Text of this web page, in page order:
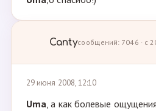
Cantyсообщений: 7046 · с
29 июня 2008, 12:10
Uma, а как болевые